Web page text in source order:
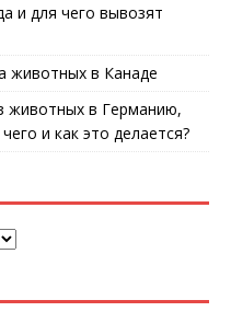
и для чего вывозят
животных в Канаде
животных в Германию,
и как это делается?